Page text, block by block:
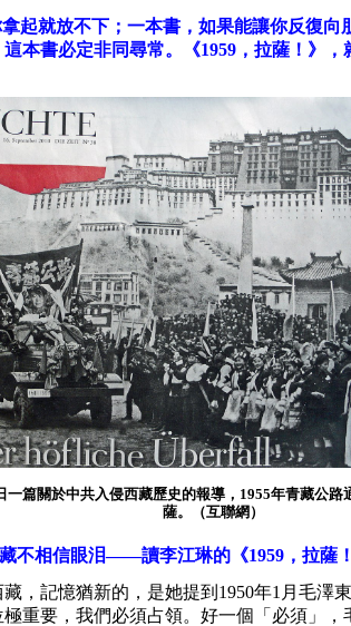
起就放不下；一本書，如果能讓你反復向
本書必定非同尋常。《1959，拉薩！》，
一篇關於中共入侵西藏歷史的報導，1955年青藏公
薩。（互聯網）
不相信眼泪——讀李江琳的《1959 ，拉薩
，記憶猶新的，是她提到1950年1月毛澤
重要，我們必須占領。好一個「必須」，